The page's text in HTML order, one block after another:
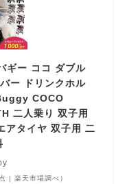
ギー ココ ダブル
ー ドリンクホル
COCO
二人乗り 双子用
アタイヤ 双子用 二
| 楽天市場調べ）